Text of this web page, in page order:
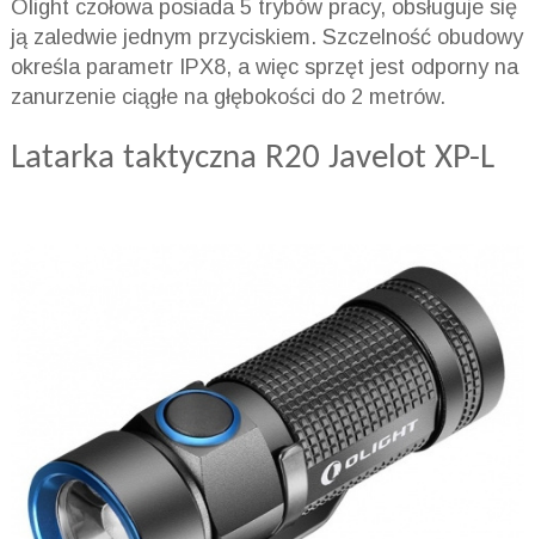
Olight czołowa posiada 5 trybów pracy, obsługuje się
ją zaledwie jednym przyciskiem. Szczelność obudowy
określa parametr IPX8, a więc sprzęt jest odporny na
zanurzenie ciągłe na głębokości do 2 metrów.
Latarka taktyczna R20 Javelot XP-L